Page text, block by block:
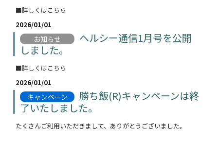
■詳しくはこちら
2026/01/01
お知らせ
ヘルシー通信1月号を公開
しました。
■詳しくはこちら
2026/01/01
キャンペーン
勝ち飯(R)キャンペーンは終
了いたしました。
たくさんご利用いただきまして、ありがとうございました。